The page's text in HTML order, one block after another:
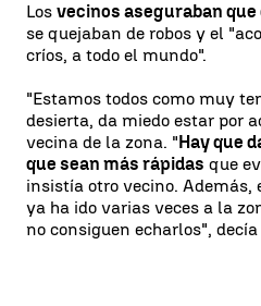
Los vecinos aseguraban
se quejaban de robos y el
críos, a todo el mundo".
"Estamos todos como muy
desierta, da miedo estar por
vecina de la zona. "Hay que
que sean más rápidas que
insistía otro vecino. Además,
ya ha ido varias veces a la
no consiguen echarlos",